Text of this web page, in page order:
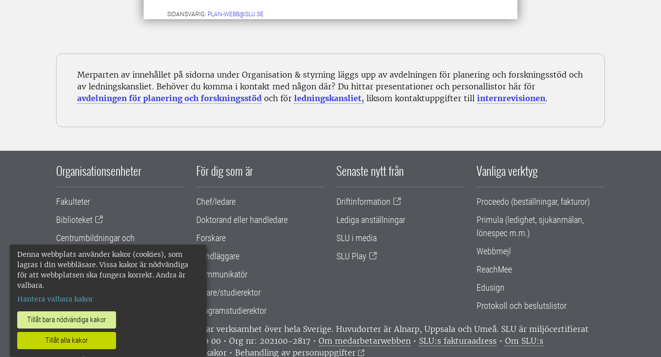
Denna webbplats använder kakor (cookies), som
lagras i din webbläsare. Vissa kakor är nödvändiga
för att webbplatsen ska fungera korrekt. Andra är
valbara.
Hantera valbara kakor
Tillåt bara nödvändiga kakor
Tillåt alla kakor
SIDANSVARIG: PLAN-WEBB@SLU.SE
Merparten av innehållet på sidorna under Organisation & styrning läggs upp av avdelningen för planering och forskningsstöd och
av ledningskansliet. Behöver du komma i kontakt med någon där? Du hittar presentationer och personallistor här för
avdelningen för planering och forskningsstöd och för ledningskansliet, liksom kontaktuppgifter till internrevisionen.
Organisationsenheter
Fakulteter
Biblioteket
Centrumbildningar och
samarbetsprojekt
Gemensamma verksamhetsstödet
För dig som är
Chef/ledare
Doktorand eller handledare
Forskare
Handläggare
Kommunikatör
Lärare/studierektor
Programstudierektor
Senaste nytt från
Driftinformation
Lediga anställningar
SLU i media
SLU Play
Vanliga verktyg
Proceedo (beställningar, fakturor)
Primula (ledighet, sjukanmälan,
lönespec m.m.)
Webbmejl
ReachMee
Edusign
Protokoll och beslutslistor
SLU, Sveriges lantbruksuniversitet, har verksamhet över hela Sverige. Huvudorter är Alnarp, Uppsala och Umeå. SLU är miljöcertifierat
enligt ISO 14001. •
Telefon: 018-67 10 00 • Org nr: 202100-2817 • Om medarbetarwebben • SLU:s fakturaadress • Om SLU:s
Hantera kakor •Behandling av personuppgifter